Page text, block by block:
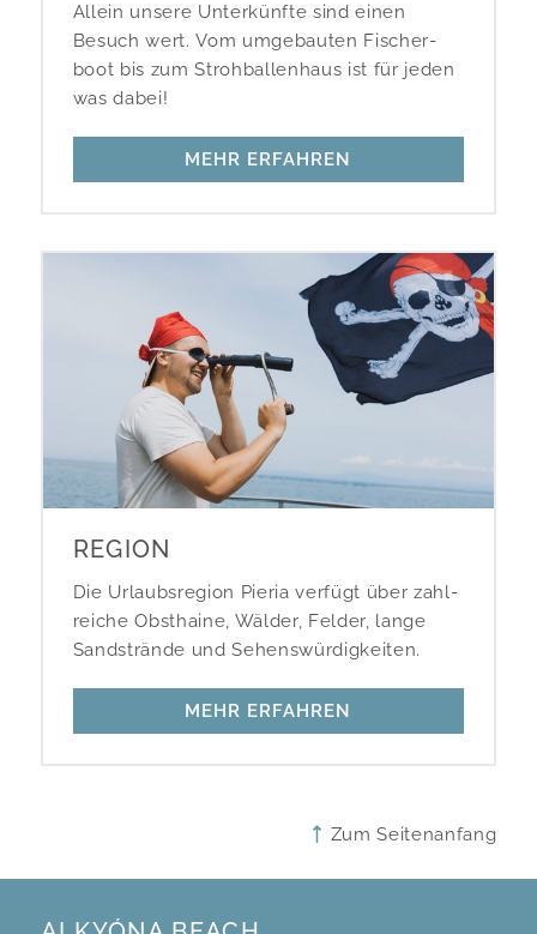
Allein unsere Unter­künfte sind einen
Besuch wert. Vom umgebauten Fischer­
boot bis zum Strohballen­haus ist für jeden
was dabei!
MEHR ERFAHREN
REGION
Die Urlaubs­region Pieria verfügt über zahl­
reiche Obst­haine, Wälder, Felder, lange
Sand­strände und Sehens­würdigkeiten.
MEHR ERFAHREN
Zum Seitenanfang